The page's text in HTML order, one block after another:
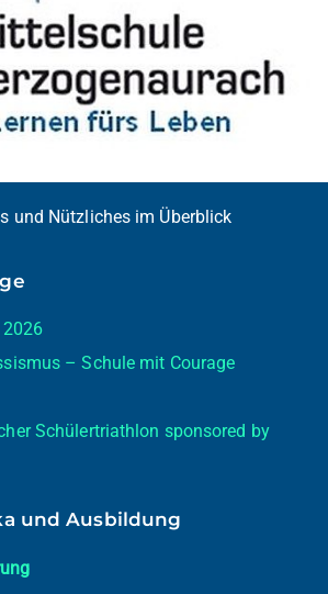
und Nützliches im Überblick
– Schule mit Courage
Schülertriathlon sponsored by
und Ausbildung